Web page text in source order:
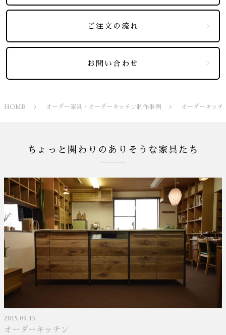
ご注文の流れ
お問い合わせ
HOME オーダー家具・オーダーキッチン制作事例 オーダーキッチ
ちょっと関わりのありそうな家具たち
2015.09.15
オーダーキッチン